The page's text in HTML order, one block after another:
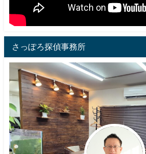
さっぽろ探偵事務所